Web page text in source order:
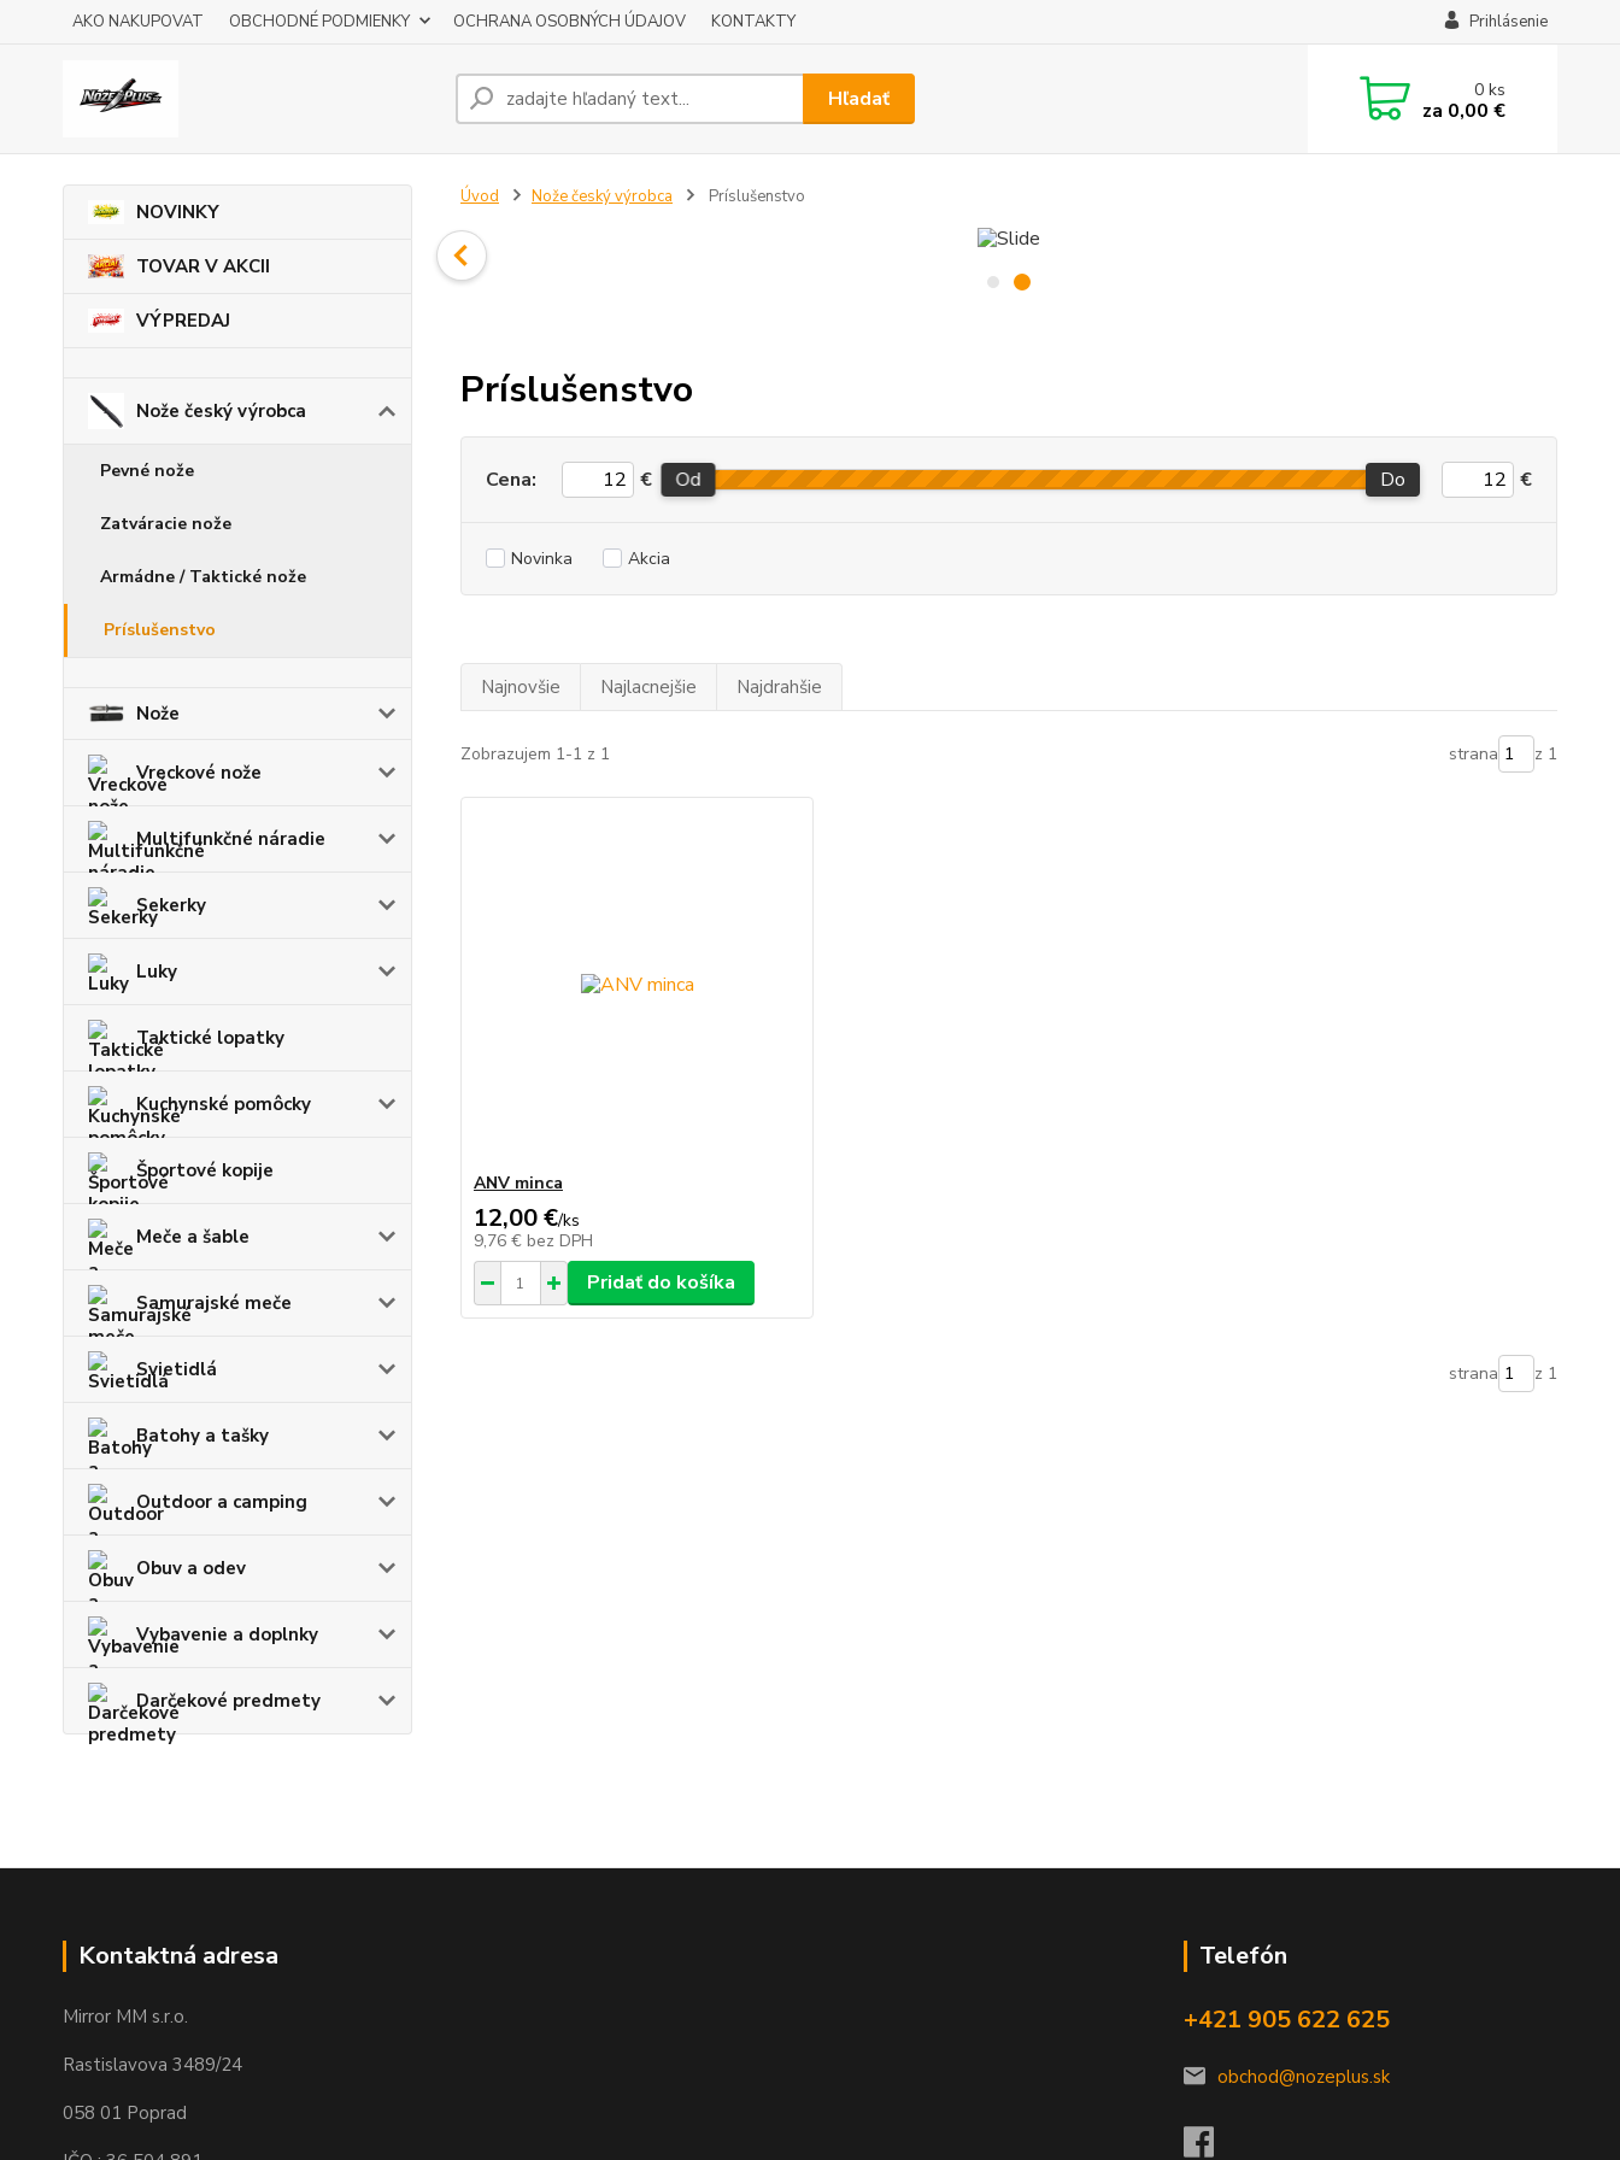
AKO NAKUPOVAT OBCHODNÉ PODMIENKY OCHRANA OSOBNÝCH ÚDAJOV KONTAKTY Prihlásenie
Hľadať 0ks
za 0,00 €
NOVINKY
TOVAR V AKCII
VÝPREDAJ
Nože český výrobca
Pevné nože
Zatváracie nože
Armádne / Taktické nože
Príslušenstvo
Nože
Vreckové nože
Multifunkčné náradie
Sekerky
Luky
Taktické lopatky
Kuchynské pomôcky
Športové kopije
Meče a šable
Samurajské meče
Svietidlá
Batohy a tašky
Outdoor a camping
Obuv a odev
Vybavenie a doplnky
Darčekové predmety
Úvod Nože český výrobca Príslušenstvo
Príslušenstvo
Cena: € Od Do €
Novinka Akcia
Najnovšie Najlacnejšie Najdrahšie
Zobrazujem 1-1 z 1 strana z 1
ANV minca
12,00 €/ks
9,76 € bez DPH
Pridať do košíka
strana z 1
Kontaktná adresa
Mirror MM s.r.o.
Rastislavova 3489/24
058 01 Poprad
Telefón
+421 905 622 625
obchod@nozeplus.sk